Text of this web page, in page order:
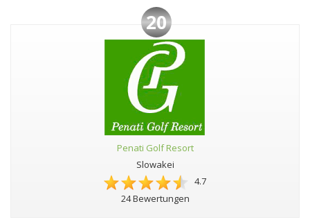
20
Penati Golf Resort
Slowakei
4.7
24 Bewertungen